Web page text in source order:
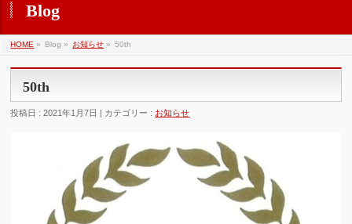
Blog
HOME » Blog » お知らせ » 50th
50th
投稿日 : 2021年1月7日 | カテゴリー : お知らせ